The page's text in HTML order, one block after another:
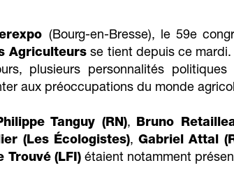
(Bourg-en-Bresse), le 59e
Agriculteurs se tient depuis ce
plusieurs personnalités
aux préoccupations du monde
Tanguy (RN), Bruno
(Les Écologistes), Gabriel Attal
Trouvé (LFI) étaient notamment